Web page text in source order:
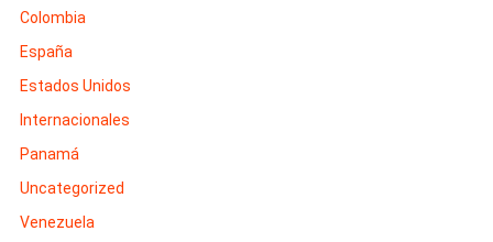
Colombia
España
Estados Unidos
Internacionales
Panamá
Uncategorized
Venezuela